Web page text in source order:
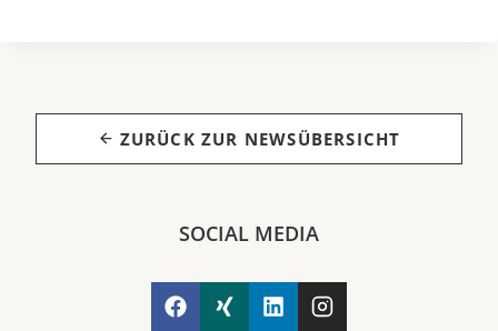
ZURÜCK ZUR NEWSÜBERSICHT
SOCIAL MEDIA